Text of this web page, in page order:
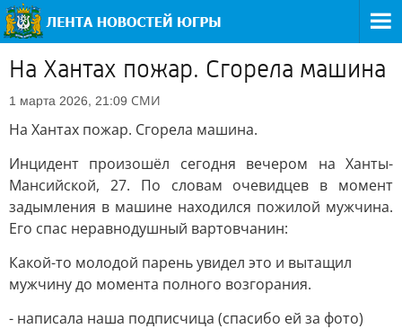
На Хантах пожар. Сгорела машина
1 марта 2026, 21:09 СМИ
На Хантах пожар. Сгорела машина.
Инцидент произошёл сегодня вечером на Ханты-
Мансийской, 27. По словам очевидцев в момент
задымления в машине находился пожилой мужчина.
Его спас неравнодушный вартовчанин:
Какой-то молодой парень увидел это и вытащил
мужчину до момента полного возгорания.
- написала наша подписчица (спасибо ей за фото)